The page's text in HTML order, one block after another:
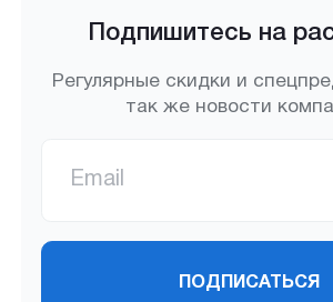
Подпишитесь на
Регулярные скидки и
так же новости
ПОДПИСАТЬСЯ